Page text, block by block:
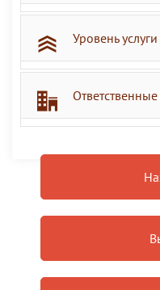
Уровень услуги